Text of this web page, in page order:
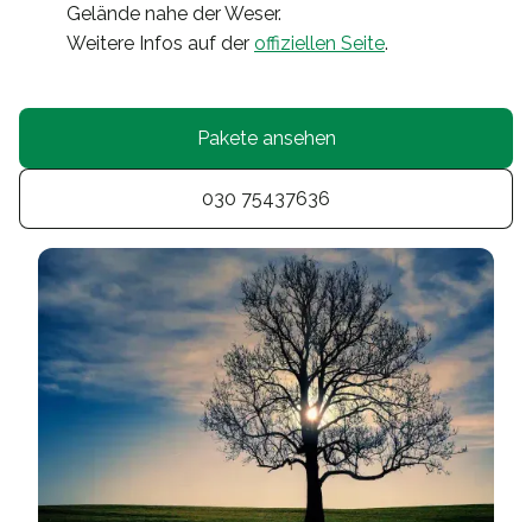
Gelände nahe der Weser.
Weitere Infos auf der offiziellen Seite.
Pakete ansehen
030 75437636